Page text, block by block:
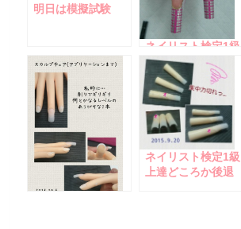
明日は模擬試験
ネイリスト検定1級
モデル練習（10回
目）ただひたすら
迷走と深い撃沈…
と○○宣言！！！
ネイリスト検定1級
上達どころか後退